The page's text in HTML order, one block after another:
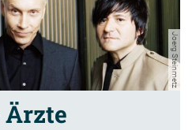
Joerg Steinmetz
Ärzte